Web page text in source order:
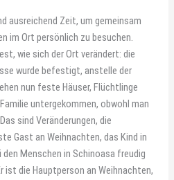
ausreichend Zeit, um gemeinsam
im Ort persönlich zu besuchen.
wie sich der Ort verändert: die
wurde befestigt, anstelle der
nun feste Häuser, Flüchtlinge
untergekommen, obwohl man
sind Veränderungen, die
Gast an Weihnachten, das Kind in
Menschen in Schinoasa freudig
ist die Hauptperson an Weihnachten,